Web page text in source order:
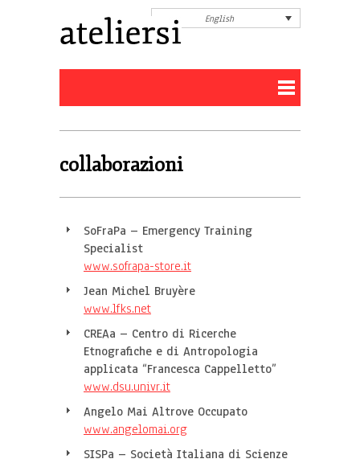
English
collaborazioni
SoFraPa – Emergency Training
Specialist
www.sofrapa-store.it
Jean Michel Bruyère
www.lfks.net
CREAa – Centro di Ricerche
Etnografiche e di Antropologia
applicata “Francesca Cappelletto”
www.dsu.univr.it
Angelo Mai Altrove Occupato
www.angelomai.org
SISPa – Società Italiana di Scienze